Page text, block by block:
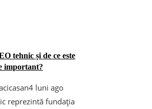
tehnic și de ce este
important?
4 luni ago
reprezintă fundația